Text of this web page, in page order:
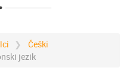
Češki
jezik